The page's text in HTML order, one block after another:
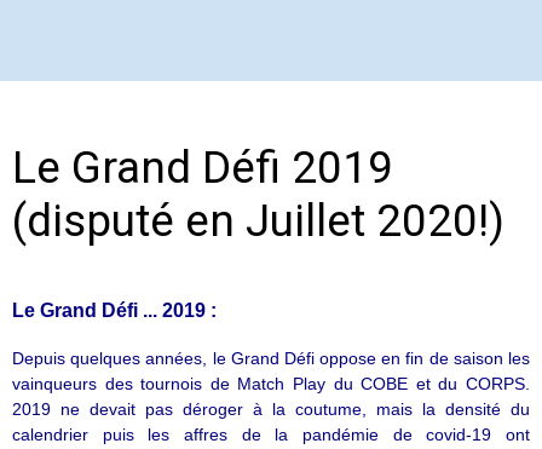
Le Grand Défi 2019
(disputé en Juillet 2020!)
Le Grand Défi ... 2019 :
Depuis quelques années, le Grand Défi oppose en fin de saison les
vainqueurs des tournois de Match Play du COBE et du CORPS.
2019 ne devait pas déroger à la coutume, mais la densité du
calendrier puis les affres de la pandémie de covid-19 ont